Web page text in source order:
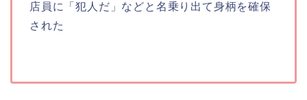
店員に「犯人だ」などと名乗り出て身柄を確保
された